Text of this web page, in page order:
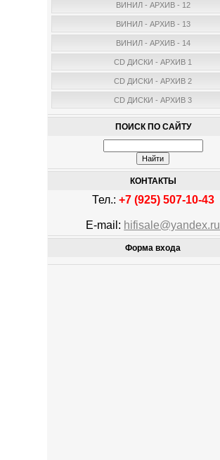
ВИНИЛ - АРХИВ - 12
ВИНИЛ - АРХИВ - 13
ВИНИЛ - АРХИВ - 14
CD ДИСКИ - АРХИВ 1
CD ДИСКИ - АРХИВ 2
CD ДИСКИ - АРХИВ 3
ПОИСК ПО САЙТУ
КОНТАКТЫ
Тел.: +7 (925) 507-10-43
E-mail: hifisale@yandex.ru
Форма входа